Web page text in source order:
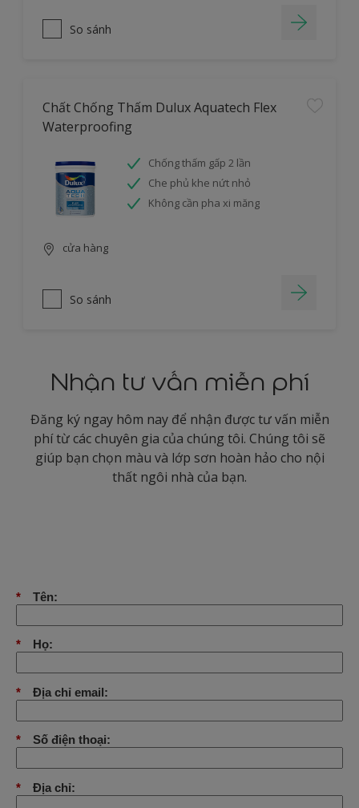
So sánh
Chất Chống Thấm Dulux Aquatech Flex
Waterproofing
Chống thấm gấp 2 lần
Che phủ khe nứt nhỏ
Không cần pha xi măng
cửa hàng
So sánh
Nhận tư vấn miễn phí
Đăng ký ngay hôm nay để nhận được tư vấn miễn
phí từ các chuyên gia của chúng tôi. Chúng tôi sẽ
giúp bạn chọn màu và lớp sơn hoàn hảo cho nội
thất ngôi nhà của bạn.